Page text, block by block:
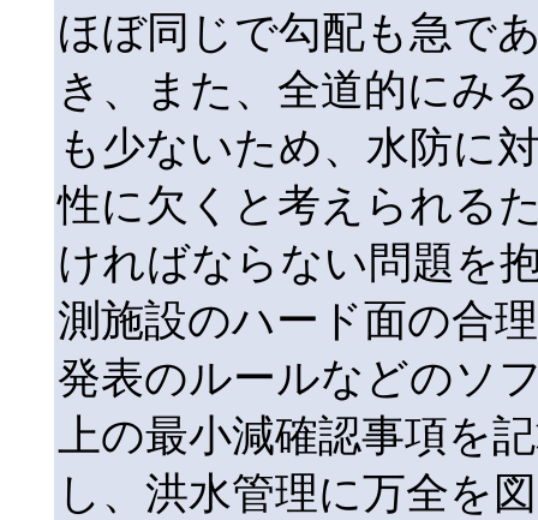
ほぼ同じで勾配も急で
き、また、全道的にみ
も少ないため、水防に
性に欠くと考えられる
ければならない問題を
測施設のハード面の合
発表のルールなどのソ
上の最小減確認事項を
し、洪水管理に万全を